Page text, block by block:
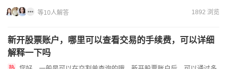
后期直接由客户经理一对一服务了。目前股票的手续费主要是分...
等10人解答 1892 浏览
新开股票账户，哪里可以查看交易的手续费，可以详细
解释一下吗